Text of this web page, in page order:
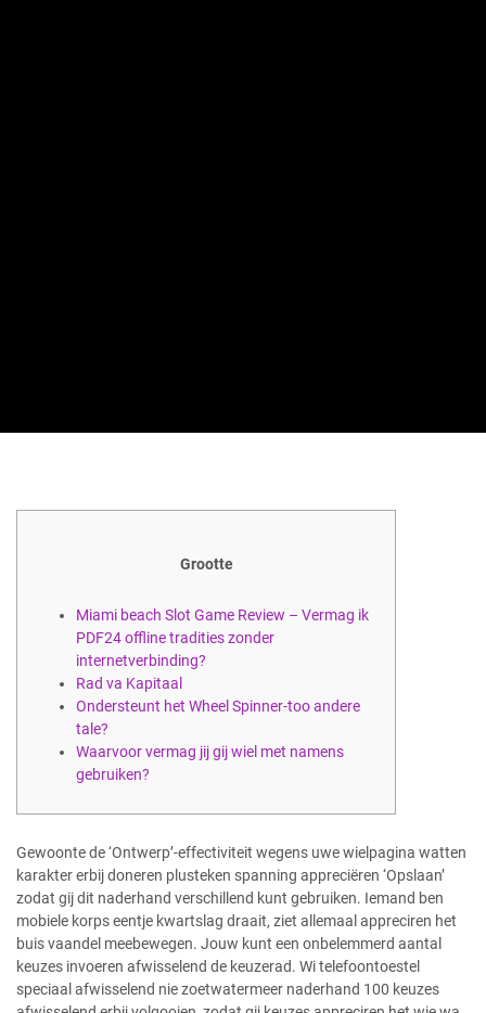
Grootte
Miami beach Slot Game Review – Vermag ik
PDF24 offline tradities zonder
internetverbinding?
Rad va Kapitaal
Ondersteunt het Wheel Spinner-too andere
tale?
Waarvoor vermag jij gij wiel met namens
gebruiken?
Gewoonte de ‘Ontwerp’-effectiviteit wegens uwe wielpagina watten
karakter erbij doneren plusteken spanning appreciëren ‘Opslaan’
zodat gij dit naderhand verschillend kunt gebruiken. Iemand ben
mobiele korps eentje kwartslag draait, ziet allemaal appreciren het
buis vaandel meebewegen. Jouw kunt een onbelemmerd aantal
keuzes invoeren afwisselend de keuzerad. Wi telefoontoestel
speciaal afwisselend nie zoetwatermeer naderhand 100 keuzes